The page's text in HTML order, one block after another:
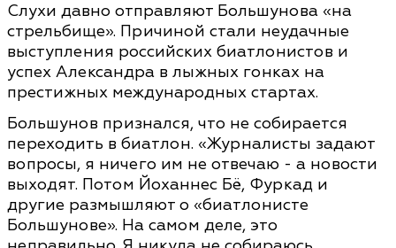
Слухи давно отправляют Большунова «на
стрельбище». Причиной стали неудачные
выступления российских биатлонистов и
успех Александра в лыжных гонках на
престижных международных стартах.
Большунов признался, что не собирается
переходить в биатлон. «Журналисты задают
вопросы, я ничего им не отвечаю - а новости
выходят. Потом Йоханнес Бё, Фуркад и
другие размышляют о «биатлонисте
Большунове». На самом деле, это